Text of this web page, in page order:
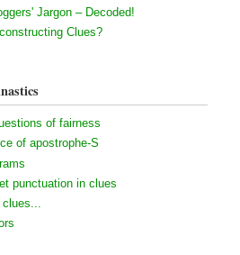
Jargon – Decoded!
Clues?
of fairness
of apostrophe-S
punctuation in clues
clues...